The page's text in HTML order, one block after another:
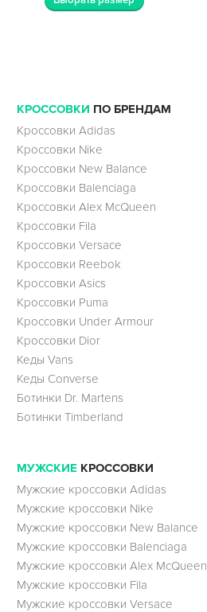
КРОССОВКИ ПО БРЕНДАМ
Кроссовки Adidas
Кроссовки Nike
Кроссовки New Balance
Кроссовки Balenciaga
Кроссовки Alex McQueen
Кроссовки Fila
Кроссовки Versace
Кроссовки Reebok
Кроссовки Asics
Кроссовки Puma
Кроссовки Under Armour
Кроссовки Dior
Кеды Vans
Кеды Converse
Ботинки Dr. Martens
Ботинки Timberland
МУЖСКИЕ КРОССОВКИ
Мужские кроссовки Adidas
Мужские кроссовки Nike
Мужские кроссовки New Balance
Мужские кроссовки Balenciaga
Мужские кроссовки Alex McQueen
Мужские кроссовки Fila
Мужские кроссовки Versace